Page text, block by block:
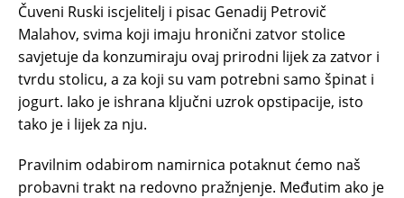
Čuveni Ruski iscjelitelj i pisac Genadij Petrovič
Malahov, svima koji imaju hronični zatvor stolice
savjetuje da konzumiraju ovaj prirodni lijek za zatvor i
tvrdu stolicu, a za koji su vam potrebni samo špinat i
jogurt. Iako je ishrana ključni uzrok opstipacije, isto
tako je i lijek za nju.
Pravilnim odabirom namirnica potaknut ćemo naš
probavni trakt na redovno pražnjenje. Međutim ako je